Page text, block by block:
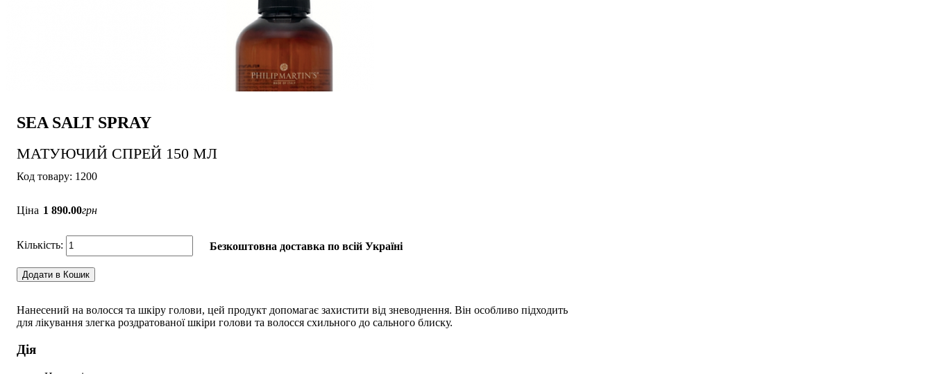
SEA SALT SPRAY
МАТУЮЧИЙ СПРЕЙ 150 МЛ
1200
Ціна 1 890.00грн
Безкоштовна доставка по всій Україні
Додати в Кошик
Нанесений на волосся та шкіру голови, цей продукт допомагає захистити від зневоднення. Він особливо підходить
для лікування злегка роздратованої шкіри голови та волосся схильного до сального блиску.
Дія